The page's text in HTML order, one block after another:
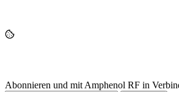
Abonnieren und mit Amphenol RF in